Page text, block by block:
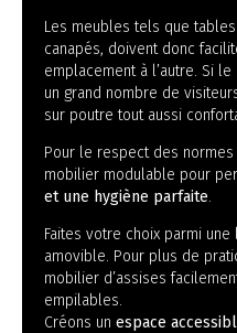
Les meubles tels que
canapés, doivent donc
emplacement à l’autre. Si
un grand nombre de
sur poutre tout aussi
Pour le respect des
mobilier modulable pour
et une hygiène parfaite.
Faites votre choix parmi
amovible. Pour plus de
mobilier d’assises
empilables.
Créons un espace